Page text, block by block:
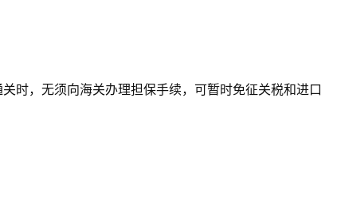
时，无须向海关办理担保手续，可暂时免征关税和进口